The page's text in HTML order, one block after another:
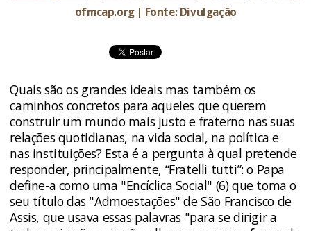
ofmcap.org | Fonte: Divulgação
Quais são os grandes ideais mas também os
caminhos concretos para aqueles que querem
construir um mundo mais justo e fraterno nas suas
relações quotidianas, na vida social, na política e
nas instituições? Esta é a pergunta à qual pretende
responder, principalmente, “Fratelli tutti”: o Papa
define-a como uma "Encíclica Social" (6) que toma o
seu título das "Admoestações" de São Francisco de
Assis, que usava essas palavras "para se dirigir a